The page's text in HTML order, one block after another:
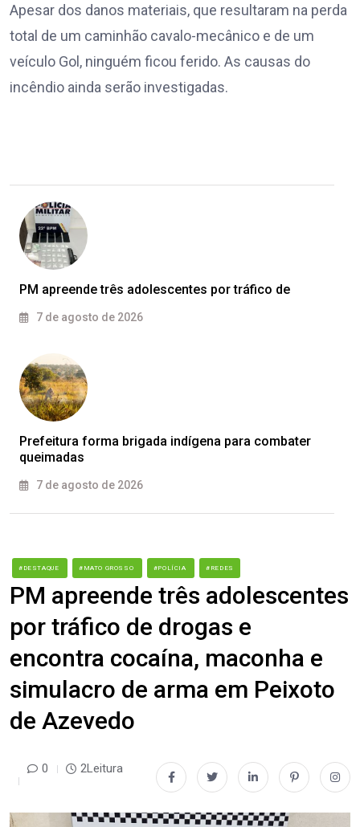
Apesar dos danos materiais, que resultaram na perda
total de um caminhão cavalo-mecânico e de um
veículo Gol, ninguém ficou ferido. As causas do
incêndio ainda serão investigadas.
PM apreende três adolescentes por tráfico de
7 de agosto de 2026
Prefeitura forma brigada indígena para combater
queimadas
7 de agosto de 2026
#DESTAQUE #MATO GROSSO #POLÍCIA #REDES
PM apreende três adolescentes
por tráfico de drogas e
encontra cocaína, maconha e
simulacro de arma em Peixoto
de Azevedo
0 2Leitura